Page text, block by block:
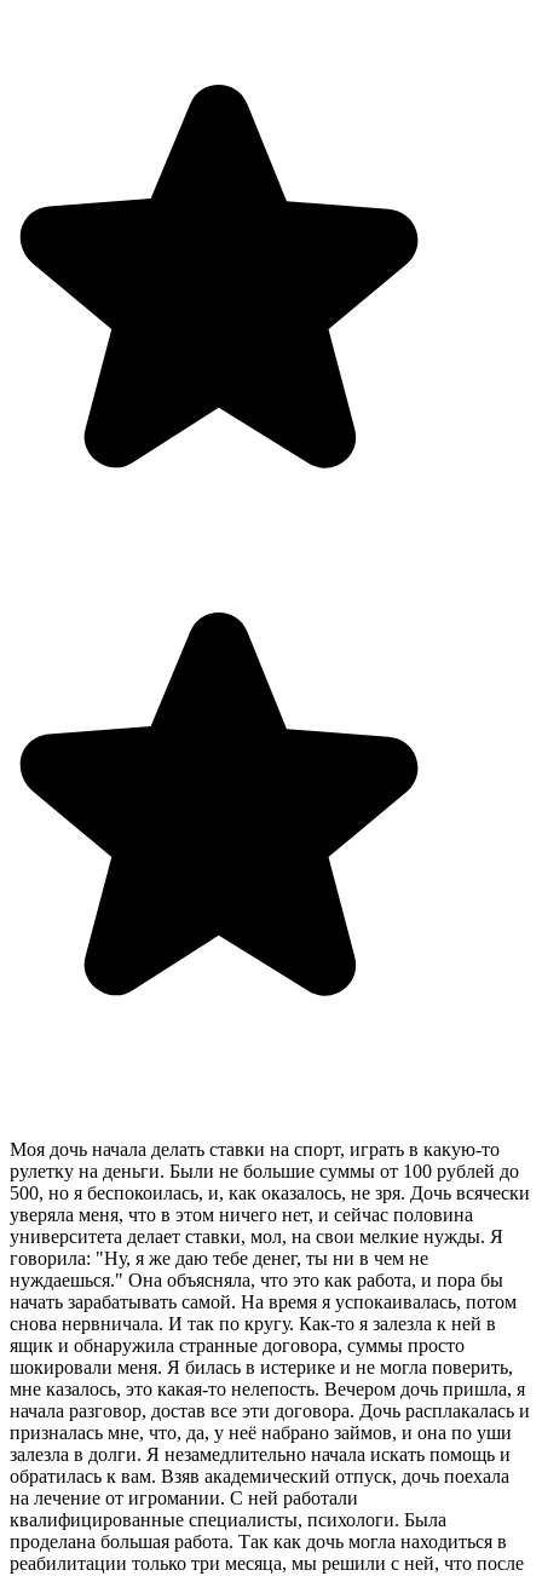
Моя дочь начала делать ставки на спорт, играть в какую-то
рулетку на деньги. Были не большие суммы от 100 рублей до
500, но я беспокоилась, и, как оказалось, не зря. Дочь всячески
уверяла меня, что в этом ничего нет, и сейчас половина
университета делает ставки, мол, на свои мелкие нужды. Я
говорила: "Ну, я же даю тебе денег, ты ни в чем не
нуждаешься." Она объясняла, что это как работа, и пора бы
начать зарабатывать самой. На время я успокаивалась, потом
снова нервничала. И так по кругу. Как-то я залезла к ней в
ящик и обнаружила странные договора, суммы просто
шокировали меня. Я билась в истерике и не могла поверить,
мне казалось, это какая-то нелепость. Вечером дочь пришла, я
начала разговор, достав все эти договора. Дочь расплакалась и
призналась мне, что, да, у неё набрано займов, и она по уши
залезла в долги. Я незамедлительно начала искать помощь и
обратилась к вам. Взяв академический отпуск, дочь поехала
на лечение от игромании. С ней работали
квалифицированные специалисты, психологи. Была
проделана большая работа. Так как дочь могла находиться в
реабилитации только три месяца, мы решили с ней, что после